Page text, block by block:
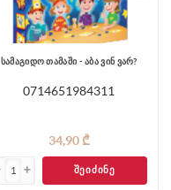
სამაგიდო თამაში - აბა ვინ ვარ?
0714651984311
34,90 ₾
ᲨᲔᲘᲫᲘᲜᲔ